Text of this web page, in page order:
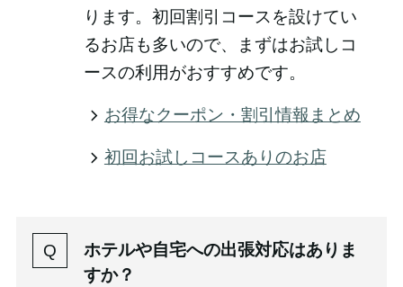
ります。初回割引コースを設けてい
るお店も多いので、まずはお試しコ
ースの利用がおすすめです。
お得なクーポン・割引情報まとめ
初回お試しコースありのお店
ホテルや自宅への出張対応はありま
すか？